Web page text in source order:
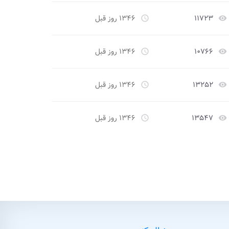
remove_red_eye ۱۱۷۲۳ access_time ۱۳۴۶ روز قبل
remove_red_eye ۱۰۷۶۶ access_time ۱۳۴۶ روز قبل
remove_red_eye ۱۳۲۵۲ access_time ۱۳۴۶ روز قبل
remove_red_eye ۱۳۵۴۷ access_time ۱۳۴۶ روز قبل